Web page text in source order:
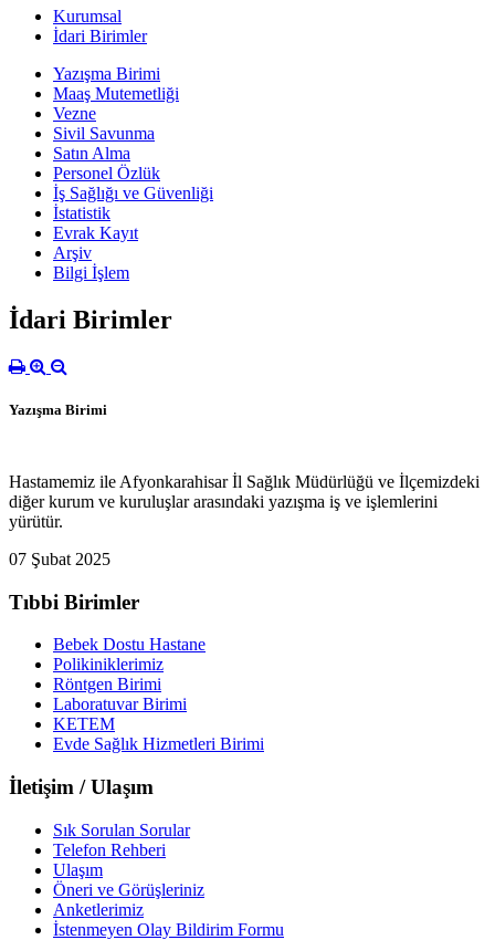
Kurumsal
İdari Birimler
Yazışma Birimi
Maaş Mutemetliği
Vezne
Sivil Savunma
Satın Alma
Personel Özlük
İş Sağlığı ve Güvenliği
İstatistik
Evrak Kayıt
Arşiv
Bilgi İşlem
İdari Birimler
Yazışma Birimi
Hastamemiz ile Afyonkarahisar İl Sağlık Müdürlüğü ve İlçemizdeki
diğer kurum ve kuruluşlar arasındaki yazışma iş ve işlemlerini
yürütür.
07 Şubat 2025
Tıbbi Birimler
Bebek Dostu Hastane
Polikiniklerimiz
Röntgen Birimi
Laboratuvar Birimi
KETEM
Evde Sağlık Hizmetleri Birimi
İletişim / Ulaşım
Sık Sorulan Sorular
Telefon Rehberi
Ulaşım
Öneri ve Görüşleriniz
Anketlerimiz
İstenmeyen Olay Bildirim Formu